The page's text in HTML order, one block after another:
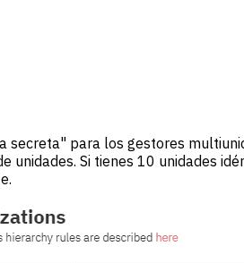
secreta" para los gestores
Si tienes 10 unidades